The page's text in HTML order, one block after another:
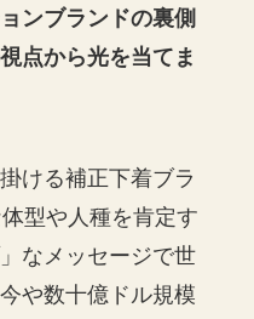
ンブランドの裏側
点から光を当てま
ける補正下着ブラ
型や人種を肯定す
なメッセージで世
や数十億ドル規模